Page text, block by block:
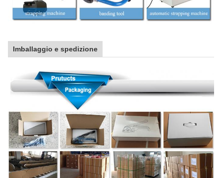
Imballaggio e spedizione